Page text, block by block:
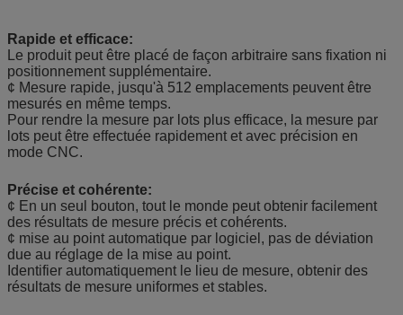
Rapide et efficace:
Le produit peut être placé de façon arbitraire sans fixation ni
positionnement supplémentaire.
¢ Mesure rapide, jusqu'à 512 emplacements peuvent être
mesurés en même temps.
Pour rendre la mesure par lots plus efficace, la mesure par
lots peut être effectuée rapidement et avec précision en
mode CNC.
Précise et cohérente:
¢ En un seul bouton, tout le monde peut obtenir facilement
des résultats de mesure précis et cohérents.
¢ mise au point automatique par logiciel, pas de déviation
due au réglage de la mise au point.
Identifier automatiquement le lieu de mesure, obtenir des
résultats de mesure uniformes et stables.